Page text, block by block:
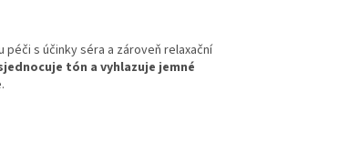
péči s účinky séra a zároveň relaxační
tón a vyhlazuje jemné